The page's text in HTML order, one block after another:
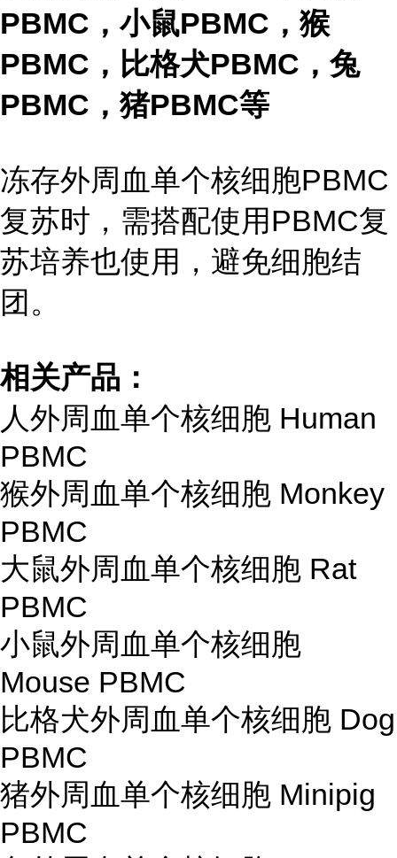
PBMC，小鼠PBMC，猴
PBMC，比格犬PBMC，兔
PBMC，猪PBMC等
冻存外周血单个核细胞PBMC
复苏时，需搭配使用PBMC复
苏培养也使用，避免细胞结
团。
相关产品：
人外周血单个核细胞 Human
PBMC
猴外周血单个核细胞 Monkey
PBMC
大鼠外周血单个核细胞 Rat
PBMC
小鼠外周血单个核细胞
Mouse PBMC
比格犬外周血单个核细胞 Dog
PBMC
猪外周血单个核细胞 Minipig
PBMC